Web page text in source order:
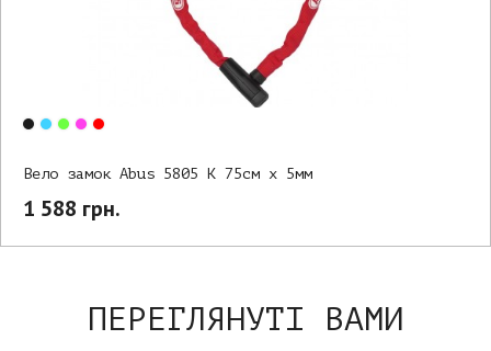
Вело замок Abus 5805 К 75см х 5мм
1 588 грн.
ПЕРЕГЛЯНУТІ ВАМИ